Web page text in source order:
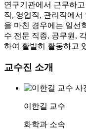
연구기관에서 근무하
직, 영업직, 관리직에
을 마친 경우에는 일선
수 전문 직종, 공무원,
하여 활발히 활동하고
교수진 소개
이한길 교수
화학과 소속